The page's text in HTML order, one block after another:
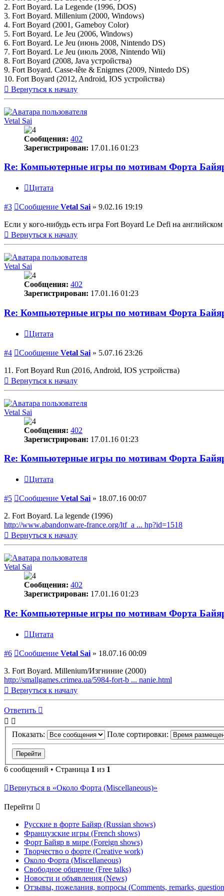
2. Fort Boyard. La Legende (1996, DOS)
3. Fort Boyard. Millenium (2000, Windows)
4. Fort Boyard (2001, Gameboy Color)
5. Fort Boyard. Le Jeu (2006, Windows)
6. Fort Boyard. Le Jeu (июнь 2008, Nintendo DS)
7. Fort Boyard. Le Jeu (июль 2008, Nintendo Wii)
8. Fort Boyard (2008, Java устройства)
9. Fort Boyard. Casse-tête & Enigmes (2009, Nintedo DS)
10. Fort Boyard (2012, Android, IOS устройства)
Вернуться к началу
Vetal Sai
Сообщения: 402
Зарегистрирован: 17.01.16 01:23
Re: Компьютерные игры по мотивам Форта
Цитата
#3 Сообщение Vetal Sai » 9.02.16 19:19
Если у кого-нибудь есть игра Fort Boyard Le Defi на
Вернуться к началу
Vetal Sai
Сообщения: 402
Зарегистрирован: 17.01.16 01:23
Re: Компьютерные игры по мотивам Форта
Цитата
#4 Сообщение Vetal Sai » 5.07.16 23:26
11. Fort Boyard Run (2016, Android, IOS устройства)
Вернуться к началу
Vetal Sai
Сообщения: 402
Зарегистрирован: 17.01.16 01:23
Re: Компьютерные игры по мотивам Форта
Цитата
#5 Сообщение Vetal Sai » 18.07.16 00:07
2. Fort Boyard. La legende (1996)
http://www.abandonware-france.org/ltf_a ... hp?id=1518
Вернуться к началу
Vetal Sai
Сообщения: 402
Зарегистрирован: 17.01.16 01:23
Re: Компьютерные игры по мотивам Форта
Цитата
#6 Сообщение Vetal Sai » 18.07.16 00:09
3. Fort Boyard. Millenium/Изгниние (2000)
http://smallgames.crimea.ua/5984-fort-b ... nanie.html
Вернуться к началу
Ответить
Показать: Поле сортировки:
6 сообщений • Страница 1 из 1
Вернуться в «Около Форта (Miscellaneous)»
Перейти
Русские в форте Байяр (Russian shows)
Французские игры (French shows)
Форт Байяр в мире (Foreign shows)
Творчество о форте (Creative work)
Около Форта (Miscellaneous)
Свободное общение (Free talks)
Новости и объявления (News)
Отзывы, пожелания, вопросы (Comments, remarks,